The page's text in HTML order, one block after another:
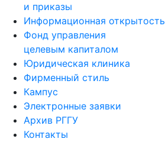
и приказы
Информационная открытость
Фонд управления
целевым капиталом
Юридическая клиника
Фирменный стиль
Кампус
Электронные заявки
Архив РГГУ
Контакты